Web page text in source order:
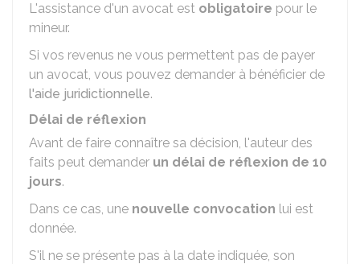
L'assistance d'un avocat est obligatoire pour le
mineur.
Si vos revenus ne vous permettent pas de payer
un avocat, vous pouvez demander à bénéficier de
l'aide juridictionnelle.
Délai de réflexion
Avant de faire connaître sa décision, l'auteur des
faits peut demander un délai de réflexion de 10
jours.
Dans ce cas, une nouvelle convocation lui est
donnée.
S'il ne se présente pas à la date indiquée, son